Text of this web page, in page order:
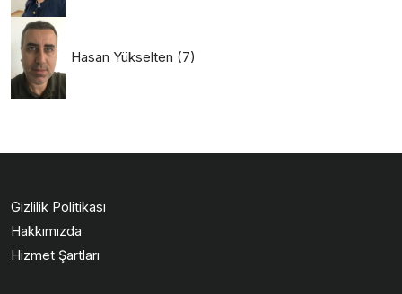
Hasan Yükselten (7)
Gizlilik Politikası
Hakkımızda
Hizmet Şartları